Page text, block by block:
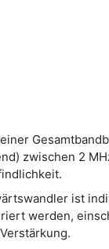
zwischen 2
ist
werden,